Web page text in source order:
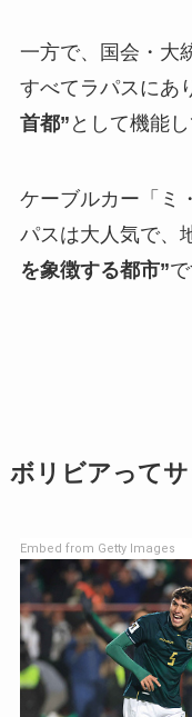
一方で、国会・大
すべてラパスにあ
首都” として機能し
ケーブルカー「ミ
パスは大人気で、
を象徴する都市”で
ボリビアって
Embed from Getty Images